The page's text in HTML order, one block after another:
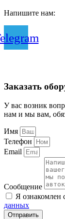
Напишите нам:
Заказать
У вас возник
нам и мы вам,
Имя
Телефон
Email
Сообщение
Я ознакомлен
данных
Отправить